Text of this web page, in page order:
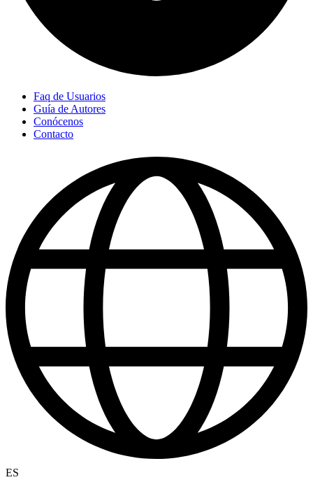
Faq de Usuarios
Guía de Autores
Conócenos
Contacto
ES